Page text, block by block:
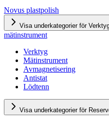
Novus plastpolish
Visa underkategorier för
mätinstrument
Verktyg
Mätinstrument
Avmagnetisering
Antistat
Lödtenn
Visa underkategorier för